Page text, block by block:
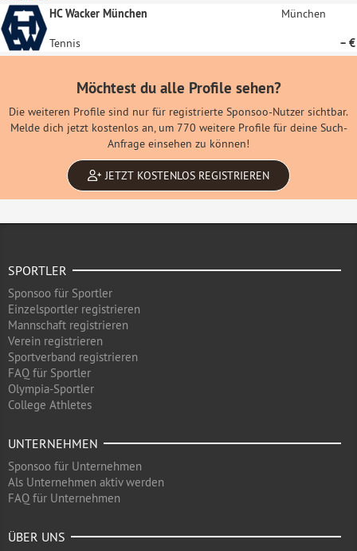
HC Wacker München
München
Tennis – €
Möchtest du alle Profile sehen?
Die weiteren Profile sind nur für registrierte Sponsoo-Nutzer sichtbar.
Melde dich jetzt kostenlos an, um 770 weitere Profile für deine Such-
Anfrage einsehen zu können!
JETZT KOSTENLOS REGISTRIEREN
SPORTLER
Sponsoo für Sportler
Einzelsportler registrieren
Mannschaft registrieren
Verein registrieren
Sportverband registrieren
FAQ für Sportler
Olympia-Sportler
College Athletes
UNTERNEHMEN
Sponsoo für Unternehmen
Als Unternehmen aktiv werden
FAQ für Unternehmen
ÜBER UNS